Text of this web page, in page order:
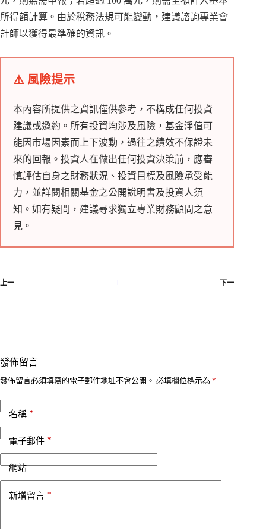
所得額計算。由於稅務法規可能變動，建議諮詢專業會
計師以獲得最準確的資訊。
⚠️ 風險提示
本內容所提供之資訊僅供參考，不構成任何投資
建議或邀約。所有投資均涉及風險，基金淨值可
能因市場因素而上下波動，過往之績效不保證未
來的回報。投資人在做出任何投資決策前，應審
慎評估自身之財務狀況、投資目標及風險承受能
力，並詳閱相關基金之公開說明書及投資人須
知。如有疑問，建議尋求獨立專業財務顧問之意
見。
上一 下一
發佈留言
發佈留言必須填寫的電子郵件地址不會公開。 必填欄位標示為 *
名稱*
電子郵件*
網站
新增留言 *